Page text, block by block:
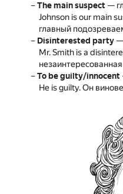
The main suspect—
Johnson is our main
главный
Disinterested party—
Mr. Smith is a
To be guilty/innocent
He is guilty. Он